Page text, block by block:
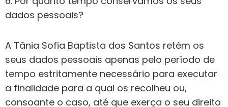
dados pessoais?
A Tânia Sofia Baptista dos Santos retém os
seus dados pessoais apenas pelo período de
tempo estritamente necessário para executar
a finalidade para a qual os recolheu ou,
consoante o caso, até que exerça o seu direito